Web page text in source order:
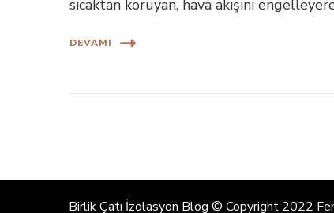
sıcaktan koruyan, hava akışını
DEVAMI
Birlik Çatı İzolasyon Blog © Copyright 2022